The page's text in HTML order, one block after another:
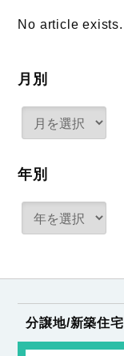
No article exists.
月別
年別
分譲地/新築住宅